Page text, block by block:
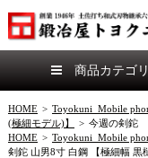
商品カテゴリ
HOME > Toyokuni_Mobile
(極細モデル)】
> 今週の剣鉈 [
HOME > Toyokuni_Mobile
剣鉈 山男8寸 白鋼 【極細幅 黒